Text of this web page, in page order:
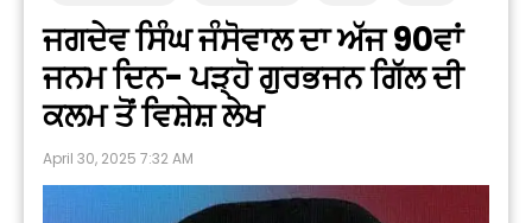
ਜਗਦੇਵ ਸਿੰਘ ਜੰਸੋਵਾਲ ਦਾ ਅੱਜ 90ਵਾਂ
ਜਨਮ ਦਿਨ- ਪੜ੍ਹੋ ਗੁਰਭਜਨ ਗਿੱਲ ਦੀ
ਕਲਮ ਤੋਂ ਵਿਸ਼ੇਸ਼ ਲੇਖ
April 30, 2025 7:32 AM